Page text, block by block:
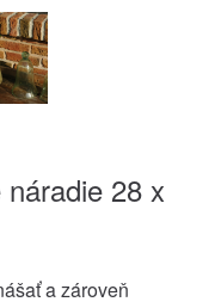
28 x
a zároveň